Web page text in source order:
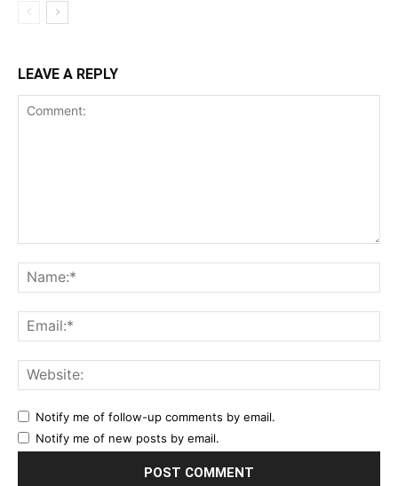
LEAVE A REPLY
Notify me of follow-up comments by email.
Notify me of new posts by email.